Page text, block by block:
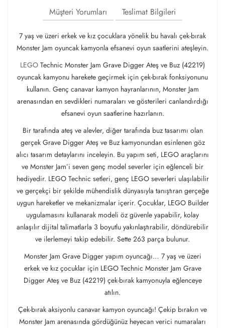
Müşteri Yorumları
Teslimat Bilgileri
7 yaş ve üzeri erkek ve kız çocuklara yönelik bu havalı çek-bırak
Monster Jam oyuncak kamyonla efsanevi oyun saatlerini ateşleyin.
LEGO Technic Monster Jam Grave Digger Ateş ve Buz (42219)
oyuncak kamyonu harekete geçirmek için çek-bırak fonksiyonunu
kullanın. Genç canavar kamyon hayranlarının, Monster Jam
arenasından en sevdikleri numaraları ve gösterileri canlandırdığı
efsanevi oyun saatlerine hazırlanın.
Bir tarafında ateş ve alevler, diğer tarafında buz tasarımı olan
gerçek Grave Digger Ateş ve Buz kamyonundan esinlenen göz
alıcı tasarım detaylarını inceleyin. Bu yapım seti, LEGO araçlarını
ve Monster Jam’i seven genç model severler için eğlenceli bir
hediyedir. LEGO Technic setleri, genç LEGO severleri ulaşılabilir
ve gerçekçi bir şekilde mühendislik dünyasıyla tanıştıran gerçeğe
uygun hareketler ve mekanizmalar içerir. Çocuklar, LEGO Builder
uygulamasını kullanarak modeli öz güvenle yapabilir, kolay
anlaşılır dijital talimatlarla 3 boyutlu yakınlaştırabilir, döndürebilir
ve ilerlemeyi takip edebilir. Sette 263 parça bulunur.
Monster Jam Grave Digger yapım oyuncağı… 7 yaş ve üzeri
erkek ve kız çocuklar için LEGO Technic Monster Jam Grave
Digger Ateş ve Buz (42219) çek-bırak kamyonuyla eğlenceye
atılın.
Çek-bırak aksiyonlu canavar kamyon oyuncağı! Çekip bırakın ve
Monster Jam arenasında gördüğünüz heyecan verici numaraları